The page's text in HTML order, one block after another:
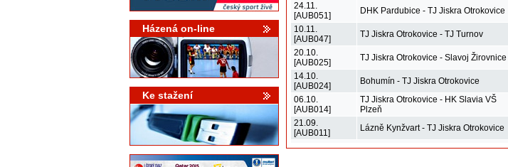
Házená on-line
Ke stažení
24.11.
[AUB051]
DHK Pardubice - TJ Jiskra Otrokovice
10.11.
[AUB047]
TJ Jiskra Otrokovice - TJ Turnov
20.10.
[AUB025]
TJ Jiskra Otrokovice - Slavoj Žirovnice
14.10.
[AUB024]
Bohumín - TJ Jiskra Otrokovice
06.10.
[AUB014]
TJ Jiskra Otrokovice - HK Slavia VŠ
Plzeň
21.09.
[AUB011]
Lázně Kynžvart - TJ Jiskra Otrokovice